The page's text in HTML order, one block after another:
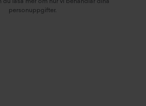
du läsa mer om hur vi behandlar dina
personuppgifter.